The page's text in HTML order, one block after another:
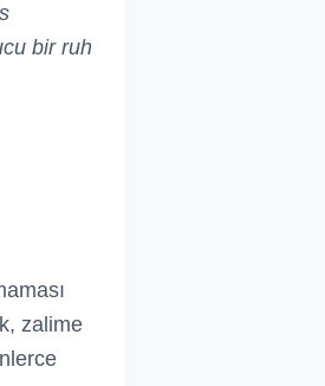
bir ruh
zalime